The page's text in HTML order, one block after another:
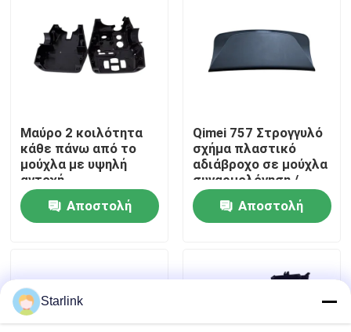
Σχετικά με εμάς
Επισκέψεις στο εργοστάσιο
Έλεγχος Ποιότητας
Επικοινωνήστε μαζί μας
Ειδήσεις
Ζητήστε μια προσφορά
Μαύρο 2 κοιλότητα
κάθε πάνω από το
μούχλα με υψηλή
αντοχή
Αποστολή
Qimei 757 Στρογγυλό
σχήμα πλαστικό
αδιάβροχο σε μούχλα
συναρμολόγηση /
Πολλαπλής
συνιστώσας
χύτευσης
Αποστολή
Starlink